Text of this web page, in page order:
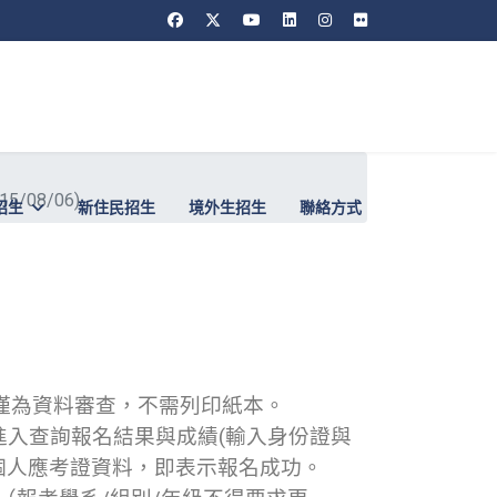
生 新住民招生 境外生招生 聯絡方式
08/06)
資料審查，不需列印紙本。
查詢報名結果與成績(輸入身份證與
應考證資料，即表示報名成功。